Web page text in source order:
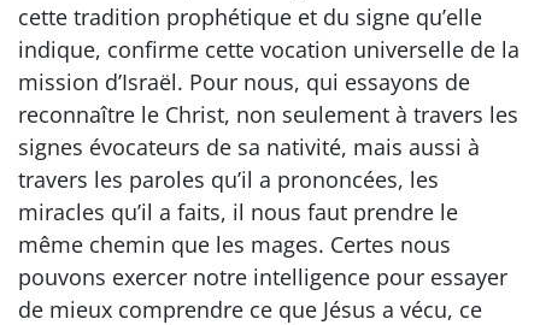
cette tradition prophétique et du signe qu’elle
indique, confirme cette vocation universelle de la
mission d’Israël. Pour nous, qui essayons de
reconnaître le Christ, non seulement à travers les
signes évocateurs de sa nativité, mais aussi à
travers les paroles qu’il a prononcées, les
miracles qu’il a faits, il nous faut prendre le
même chemin que les mages. Certes nous
pouvons exercer notre intelligence pour essayer
de mieux comprendre ce que Jésus a vécu, ce